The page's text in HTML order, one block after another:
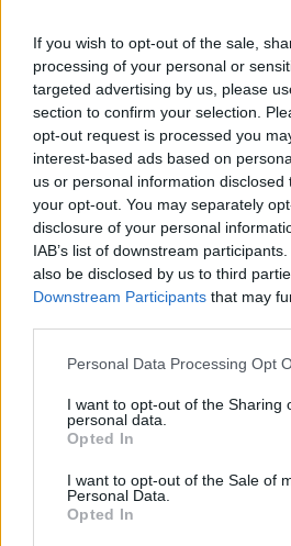
If you wish to opt-out of the sale,
processing of your personal or
targeted advertising by us, please
section to confirm your selection.
opt-out request is processed you
interest-based ads based on
us or personal information
your opt-out. You may separately
disclosure of your personal
IAB’s list of downstream
also be disclosed by us to third
Downstream Participants that may
Personal Data Processing Opt
I want to opt-out of the Sharing
personal data.
Opted In
I want to opt-out of the Sale of
Personal Data.
Opted In
Θέσεις εργασίας
Θέσεις Εργασίας ανά Ειδικότητα
Θέσεις Εργασίας ανά Εταιρεία
Κέντρο Βοήθειας